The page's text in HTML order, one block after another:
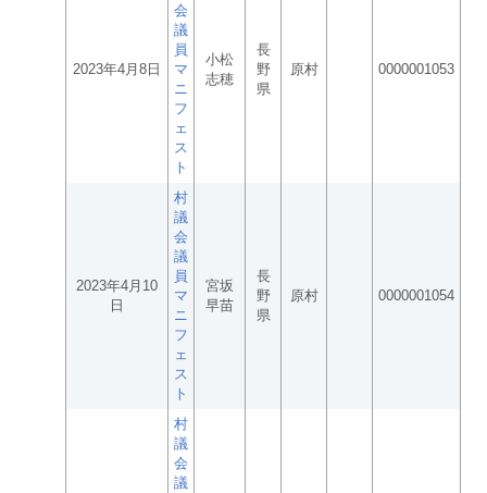
2023年4月8日
会
議
員
マ
ニ
フ
ェ
ス
ト
小松
志穂
長
野
県
原村 0000001053
2023年4月10
日
村
議
会
議
員
マ
ニ
フ
ェ
ス
ト
宮坂
早苗
長
野
県
原村 0000001054
村
議
会
議